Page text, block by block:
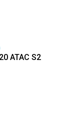
ATAC S2